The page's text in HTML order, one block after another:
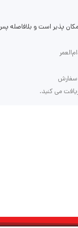
پذیر است و بلافاصله
سفارش
می کنید.